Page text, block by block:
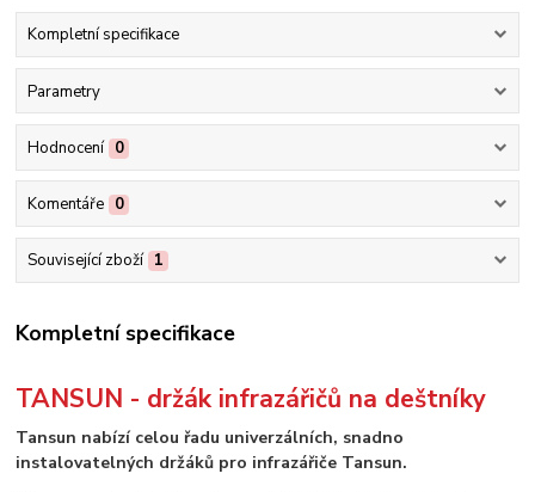
Kompletní specifikace
Parametry
Hodnocení 0
Komentáře 0
Související zboží 1
Kompletní specifikace
TANSUN - držák infrazářičů na deštníky
Tansun nabízí celou řadu univerzálních, snadno
instalovatelných držáků pro infrazářiče Tansun.